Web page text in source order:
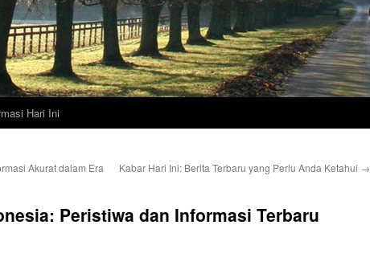
Hari Ini
Akurat dalam Era
Kabar Hari Ini: Berita Terbaru yang Perlu Anda Ketahui →
Peristiwa dan Informasi Terbaru